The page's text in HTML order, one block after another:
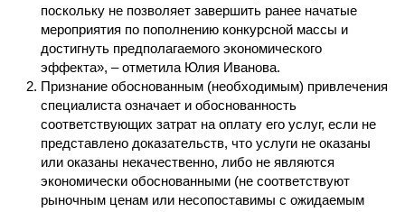
поскольку не позволяет завершить ранее начатые
мероприятия по пополнению конкурсной массы и
достигнуть предполагаемого экономического
эффекта», – отметила Юлия Иванова.
Признание обоснованным (необходимым) привлечения
специалиста означает и обоснованность
соответствующих затрат на оплату его услуг, если не
представлено доказательств, что услуги не оказаны
или оказаны некачественно, либо не являются
экономически обоснованными (не соответствуют
рыночным ценам или несопоставимы с ожидаемым